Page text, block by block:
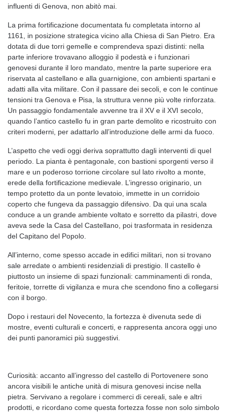
influenti di Genova, non abitò mai.
La prima fortificazione documentata fu completata intorno al
1161, in posizione strategica vicino alla Chiesa di San Pietro. Era
dotata di due torri gemelle e comprendeva spazi distinti: nella
parte inferiore trovavano alloggio il podestà e i funzionari
genovesi durante il loro mandato, mentre la parte superiore era
riservata al castellano e alla guarnigione, con ambienti spartani e
adatti alla vita militare. Con il passare dei secoli, e con le continue
tensioni tra Genova e Pisa, la struttura venne più volte rinforzata.
Un passaggio fondamentale avvenne tra il XV e il XVI secolo,
quando l’antico castello fu in gran parte demolito e ricostruito con
criteri moderni, per adattarlo all’introduzione delle armi da fuoco.
L’aspetto che vedi oggi deriva soprattutto dagli interventi di quel
periodo. La pianta è pentagonale, con bastioni sporgenti verso il
mare e un poderoso torrione circolare sul lato rivolto a monte,
erede della fortificazione medievale. L’ingresso originario, un
tempo protetto da un ponte levatoio, immette in un corridoio
coperto che fungeva da passaggio difensivo. Da qui una scala
conduce a un grande ambiente voltato e sorretto da pilastri, dove
aveva sede la Casa del Castellano, poi trasformata in residenza
del Capitano del Popolo.
All’interno, come spesso accade in edifici militari, non si trovano
sale arredate o ambienti residenziali di prestigio. Il castello è
piuttosto un insieme di spazi funzionali: camminamenti di ronda,
feritoie, torrette di vigilanza e mura che scendono fino a collegarsi
con il borgo.
Dopo i restauri del Novecento, la fortezza è divenuta sede di
mostre, eventi culturali e concerti, e rappresenta ancora oggi uno
dei punti panoramici più suggestivi.
Curiosità: accanto all’ingresso del castello di Portovenere sono
ancora visibili le antiche unità di misura genovesi incise nella
pietra. Servivano a regolare i commerci di cereali, sale e altri
prodotti, e ricordano come questa fortezza fosse non solo simbolo